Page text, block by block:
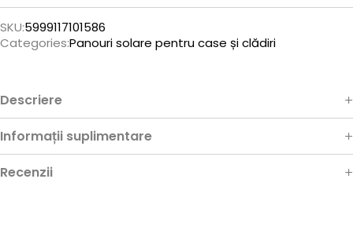
SKU:5999117101586
Categories:Panouri solare pentru case și clădiri
Descriere
Informații suplimentare
Recenzii